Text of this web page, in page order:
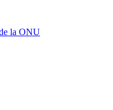
la ONU